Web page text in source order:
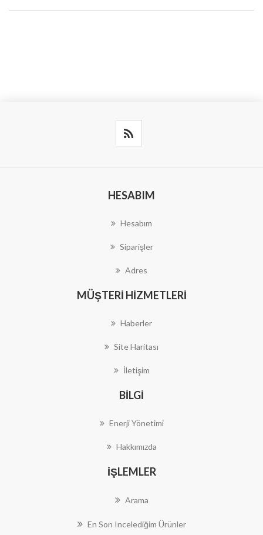
HESABIM
Hesabım
Siparişler
Adres
MÜŞTERI HIZMETLERI
Haberler
Site Haritası
İletişim
BILGI
Enerji Yönetimi
Hakkımızda
İŞLEMLER
Arama
En Son Incelediğim Ürünler